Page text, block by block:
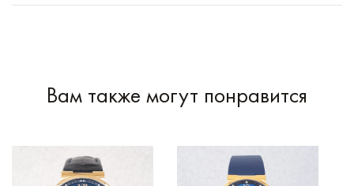
Вам также могут понравится